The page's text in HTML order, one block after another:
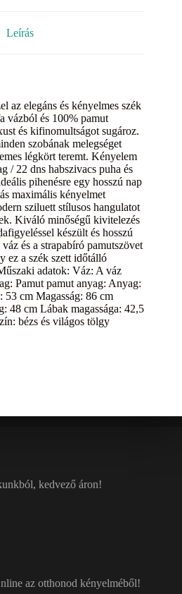
Leírás
az elegáns és kényelmes szék
vázból és 100% pamut
és kifinomultságot sugároz.
szobának melegséget
légkört teremt. Kényelem
/ 22 dns habszivacs puha és
pihenésre egy hosszú nap
maximális kényelmet
sziluett stílusos hangulatot
Kiváló minőségű kivitelezés
készült és hosszú
és a strapabíró pamutszövet
ez a szék szett időtálló
adatok: Váz: A váz
Pamut pamut anyag: Anyag:
53 cm Magasság: 86 cm
48 cm Lábak magassága: 42,5
bézs és világos tölgy
kedvező áron!
az otthonod kényelméből!